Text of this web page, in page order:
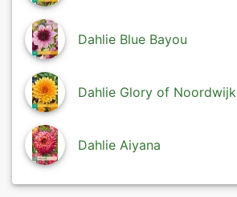
Dahlie Blue Bayou
Dahlie Glory of Noordwijk
Dahlie Aiyana